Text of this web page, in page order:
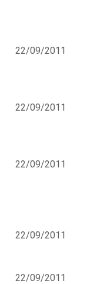
22/09/2011
22/09/2011
22/09/2011
22/09/2011
22/09/2011